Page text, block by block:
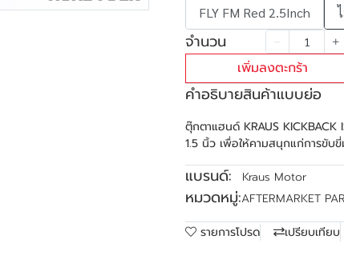
FLY FM Red 2.5Inch
จำนวน
เพิ่มลงตะกร้า
คำอธิบายสินค้าแบบย่อ
ตุ๊กตาแฮนด์ KRAUS KICKBACK
1.5 นิ้ว เพื่อให้คามสนุกแก่การขับ
แบรนด์: Kraus Motor
หมวดหมู่:AFTERMARKET
รายการโปรด
เปรียบเทียบ